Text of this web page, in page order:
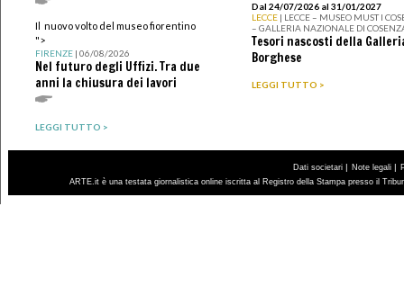
Il nuovo volto del museo fiorentino
">
FIRENZE| 06/08/2026
Nel futuro degli Uffizi. Tra due
anni la chiusura dei lavori
LEGGI TUTTO >
Dal 24/07/2026 al 31/01/2027
LECCE | LECCE – MUSEO MUST I
– GALLERIA NAZIONALE DI
Tesori nascosti della
Borghese
LEGGI TUTTO >
Dati societari | Note legali |
ARTE.it è una testata giornalistica online iscritta al Registro della Stampa presso il